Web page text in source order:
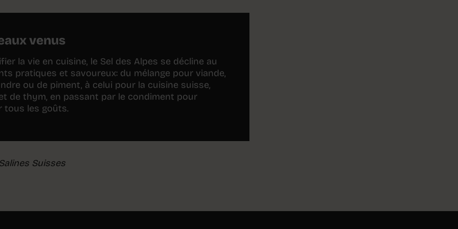
venus
la vie en cuisine, le Sel des Alpes se décline au
pratiques et savoureux: du mélange pour viande,
ou de piment, à celui pour la cuisine suisse,
de thym, en passant par le condiment pour
tous les goûts.
Suisses